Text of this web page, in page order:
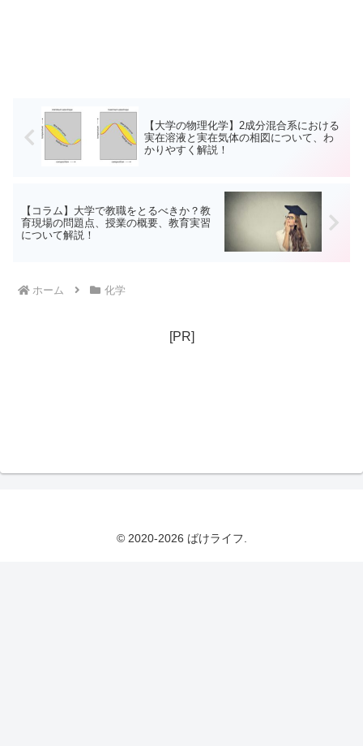
【大学の物理化学】2成分混合系における
実在溶液と実在気体の相図について、わ
かりやすく解説！
【コラム】大学で教職をとるべきか？教
育現場の問題点、授業の概要、教育実習
について解説！
ホーム 化学
[PR]
© 2020-2026 ばけライフ.